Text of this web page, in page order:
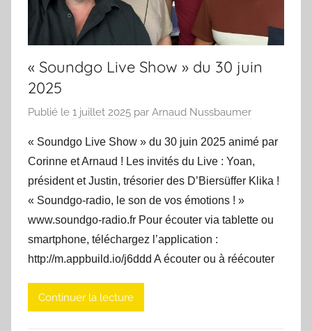
« Soundgo Live Show » du 30 juin
2025
Publié le 1 juillet 2025 par Arnaud Nussbaumer
« Soundgo Live Show » du 30 juin 2025 animé par
Corinne et Arnaud ! Les invités du Live : Yoan,
président et Justin, trésorier des D’Biersüffer Klika !
« Soundgo-radio, le son de vos émotions ! »
www.soundgo-radio.fr Pour écouter via tablette ou
smartphone, téléchargez l’application :
http://m.appbuild.io/j6ddd A écouter ou à réécouter
Continuer la lecture